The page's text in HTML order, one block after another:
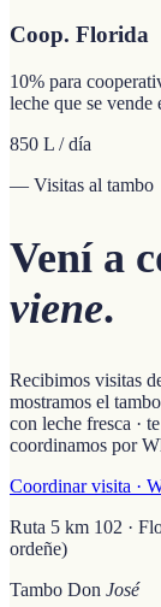
Coop. Florida
10% para
leche que se vende
850 L / día
— Visitas al tambo
Vení a
viene.
Recibimos visitas
mostramos el
con leche fresca ·
coordinamos por
Coordinar visita ·
Ruta 5 km 102 ·
ordeñe)
Tambo Don José